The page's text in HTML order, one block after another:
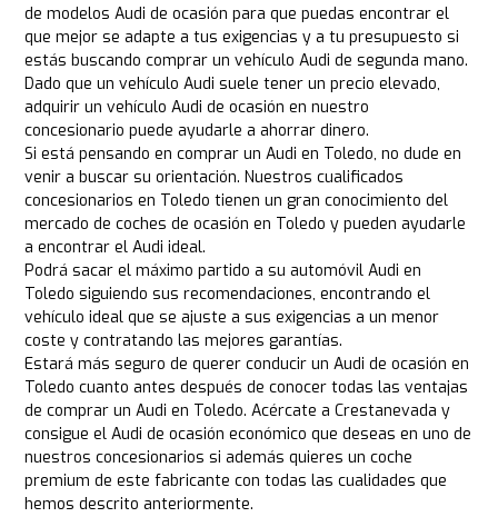
de modelos Audi de ocasión para que puedas encontrar el
que mejor se adapte a tus exigencias y a tu presupuesto si
estás buscando comprar un vehículo Audi de segunda mano.
Dado que un vehículo Audi suele tener un precio elevado,
adquirir un vehículo Audi de ocasión en nuestro
concesionario puede ayudarle a ahorrar dinero.
Si está pensando en comprar un Audi en Toledo, no dude en
venir a buscar su orientación. Nuestros cualificados
concesionarios en Toledo tienen un gran conocimiento del
mercado de coches de ocasión en Toledo y pueden ayudarle
a encontrar el Audi ideal.
Podrá sacar el máximo partido a su automóvil Audi en
Toledo siguiendo sus recomendaciones, encontrando el
vehículo ideal que se ajuste a sus exigencias a un menor
coste y contratando las mejores garantías.
Estará más seguro de querer conducir un Audi de ocasión en
Toledo cuanto antes después de conocer todas las ventajas
de comprar un Audi en Toledo. Acércate a Crestanevada y
consigue el Audi de ocasión económico que deseas en uno de
nuestros concesionarios si además quieres un coche
premium de este fabricante con todas las cualidades que
hemos descrito anteriormente.